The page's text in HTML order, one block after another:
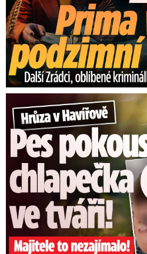
Hrůza v Havířově: Pes pokousal